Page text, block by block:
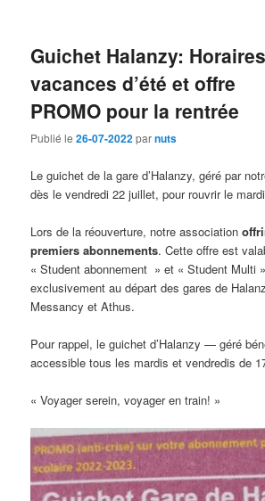
Guichet Halanzy: Horaires
vacances d’été et offre
PROMO pour la rentrée
Publié le26-07-2022parnuts
Le guichet de la gare d’Halanzy, géré par
dès le vendredi 22 juillet, pour rouvrir le
Lors de la réouverture, notre association
premiers abonnements. Cette offre est
« Student abonnement » et « Student Multi
exclusivement au départ des gares de
Messancy et Athus.
Pour rappel, le guichet d’Halanzy — géré
accessible tous les mardis et vendredis de
« Voyager serein, voyager en train! »